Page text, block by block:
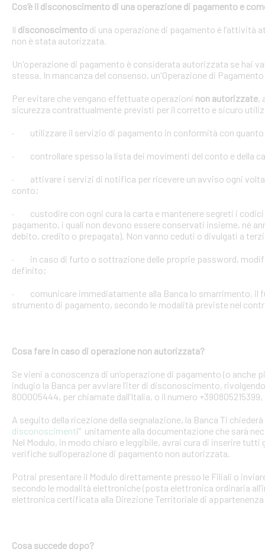
Cos’è il disconoscimento di una operazione di pagamento e
Il disconoscimento di una operazione di pagamento è l’attività
non è stata autorizzata.
Un'operazione di pagamento è considerata autorizzata se hai
stessa. In mancanza del consenso, un'Operazione di
Per evitare che vengano effettuate operazioni non autorizzate,
sicurezza contrattualmente previsti per il corretto e sicuro
· utilizzare il servizio di pagamento in conformità con
· controllare spesso la lista dei movimenti del conto e della
· attivare i servizi di notifica per ricevere un avviso ogni
conto;
· custodire con ogni cura la carta e mantenere segreti i
pagamento, i quali non devono essere conservati insieme, né
debito, credito o prepagata). Non vanno ceduti o divulgati a
· in caso di furto o sottrazione delle proprie password,
definito;
· comunicare immediatamente alla Banca lo smarrimento, il
strumento di pagamento, secondo le modalità previste nel
Cosa fare in caso di operazione non autorizzata?
Se vieni a conoscenza di un’operazione di pagamento (o
indugio la Banca per avviare l’iter di disconoscimento,
800005444, per chiamate dall’Italia, o il numero
A seguito della ricezione della segnalazione, la Banca Ti
disconoscimenti” unitamente alla documentazione che sarà
Nel Modulo, in modo chiaro e leggibile, avrai cura di inserire
verifiche sull’operazione di pagamento non autorizzata.
Potrai presentare il Modulo direttamente presso le Filiali o
secondo le modalità elettroniche (posta elettronica ordinaria
elettronica certificata alla Direzione Territoriale di
Cosa succede dopo?